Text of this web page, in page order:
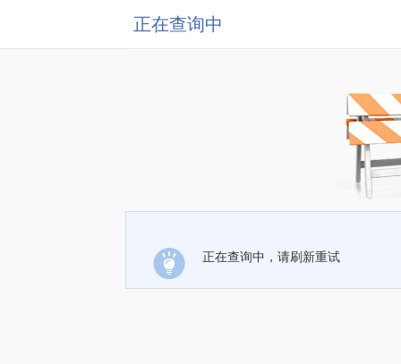
正在查询中
正在查询中，请刷新重试